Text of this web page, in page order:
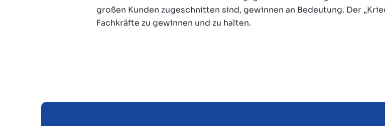
großen Kunden zugeschnitten sind, gewinnen an Bedeutung. Der
Fachkräfte zu gewinnen und zu halten.